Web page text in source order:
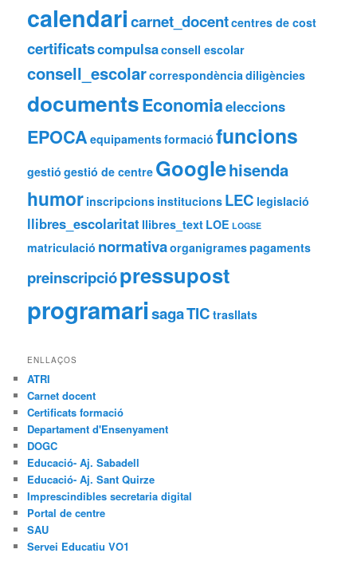
e
s
calendaricarnet_docentcentres de cost
certificatscompulsaconsell escolar
consell_escolarcorrespondència diligències
documentsEconomiaeleccions
EPOCA equipamentsformació funcions
gestió gestió de centre Googlehisenda
humor inscripcions institucions LEC legislació
llibres_escolaritat llibres_text LOE LOGSE
matriculació normativaorganigramespagaments
preinscripciópressupost
programarisagaTIC trasllats
ENLLAÇOS
ATRI
Carnet docent
Certificats formació
Departament d'Ensenyament
DOGC
Educació- Aj. Sabadell
Educació- Aj. Sant Quirze
Imprescindibles secretaria digital
Portal de centre
SAU
Servei Educatiu VO1